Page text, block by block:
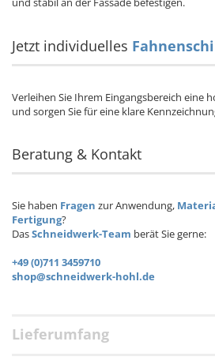
Jetzt individuelles
Verleihen Sie Ihrem Eingangsbereich eine
und sorgen Sie für eine klare
Beratung & Kontakt
Sie haben Fragen zur Anwendung,
Fertigung?
DasSchneidwerk-Team berät Sie gerne:
+49 (0)711 3459710
shop@schneidwerk-hohl.de
Lieferumfang